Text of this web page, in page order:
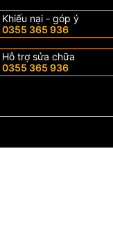
Khiếu nại - góp ý
0355 365 936
Hỗ trợ sửa chữa
0355 365 936